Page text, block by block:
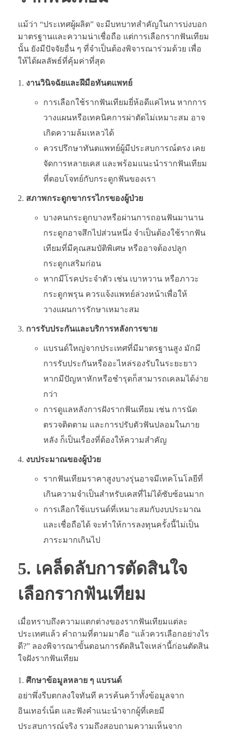
แม้ว่า “ประเทศผู้ผลิต” จะมีบทบาทสำคัญในการบ่งบอก
มาตรฐานและความน่าเชื่อถือ แต่การเลือกรากฟันเทียม
นั้น ยังมีปัจจัยอื่น ๆ ที่จำเป็นต้องพิจารณาร่วมด้วย เพื่อ
ให้ได้ผลลัพธ์ที่คุ้มค่าที่สุด
งานวินิจฉัยและฝีมือทันตแพทย์
การเลือกใช้รากฟันเทียมยี่ห้อดีแค่ไหน หากการ
วางแผนหรือเทคนิคการผ่าตัดไม่เหมาะสม อาจ
เกิดความล้มเหลวได้
ควรปรึกษาทันตแพทย์ผู้มีประสบการณ์ตรง เคย
จัดการหลายเคส และพร้อมแนะนำรากฟันเทียม
ที่ตอบโจทย์กับกระดูกฟันของเรา
สภาพกระดูกขากรรไกรของผู้ป่วย
บางคนกระดูกบางหรือผ่านการถอนฟันมานาน
กระดูกอาจสึกไปส่วนหนึ่ง จำเป็นต้องใช้รากฟัน
เทียมที่มีคุณสมบัติพิเศษ หรืออาจต้องปลูก
กระดูกเสริมก่อน
หากมีโรคประจำตัว เช่น เบาหวาน หรือภาวะ
กระดูกพรุน ควรแจ้งแพทย์ล่วงหน้าเพื่อให้
วางแผนการรักษาเหมาะสม
การรับประกันและบริการหลังการขาย
แบรนด์ใหญ่จากประเทศที่มีมาตรฐานสูง มักมี
การรับประกันหรืออะไหล่รองรับในระยะยาว
หากมีปัญหาหักหรือชำรุดก็สามารถเคลมได้ง่าย
กว่า
การดูแลหลังการฝังรากฟันเทียม เช่น การนัด
ตรวจติดตาม และการปรับตัวฟันปลอมในภาย
หลัง ก็เป็นเรื่องที่ต้องให้ความสำคัญ
งบประมาณของผู้ป่วย
รากฟันเทียมราคาสูงบางรุ่นอาจมีเทคโนโลยีที่
เกินความจำเป็นสำหรับเคสที่ไม่ได้ซับซ้อนมาก
การเลือกใช้แบรนด์ที่เหมาะสมกับงบประมาณ
และเชื่อถือได้ จะทำให้การลงทุนครั้งนี้ไม่เป็น
ภาระมากเกินไป
5. เคล็ดลับการตัดสินใจ
เลือกรากฟันเทียม
เมื่อทราบถึงความแตกต่างของรากฟันเทียมแต่ละ
ประเทศแล้ว คำถามที่ตามมาคือ “แล้วควรเลือกอย่างไร
ดี?” ลองพิจารณาขั้นตอนการตัดสินใจเหล่านี้ก่อนตัดสิน
ใจฝังรากฟันเทียม
ศึกษาข้อมูลหลาย ๆ แบรนด์
อย่าพึ่งรีบตกลงใจทันที ควรค้นคว้าทั้งข้อมูลจาก
อินเทอร์เน็ต และฟังคำแนะนำจากผู้ที่เคยมี
ประสบการณ์จริง รวมถึงสอบถามความเห็นจาก